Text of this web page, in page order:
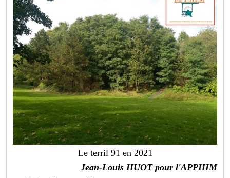
Le terril 91 en 2021
Jean-Louis HUOT pour l'APPHIM